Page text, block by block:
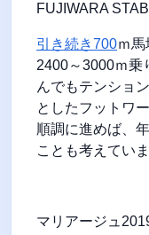
FUJIWARA
引き続き700ｍ馬
2400～3000ｍ乗
んでもテンショ
としたフットワ
順調に進めば、
ことも考えていま
マリアージュ